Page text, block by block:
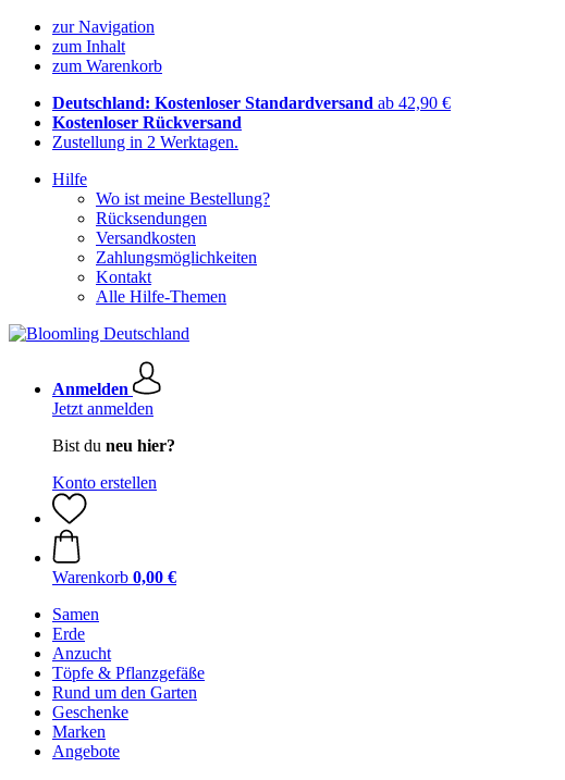
zur Navigation
zum Inhalt
zum Warenkorb
Deutschland: Kostenloser Standardversand ab 42,90 €
Kostenloser Rückversand
Zustellung in 2 Werktagen.
Hilfe
Wo ist meine Bestellung?
Rücksendungen
Versandkosten
Zahlungsmöglichkeiten
Kontakt
Alle Hilfe-Themen
Anmelden
Jetzt anmelden
Bist du neu hier?
Konto erstellen
Warenkorb 0,00 €
Samen
Erde
Anzucht
Töpfe & Pflanzgefäße
Rund um den Garten
Geschenke
Marken
Angebote